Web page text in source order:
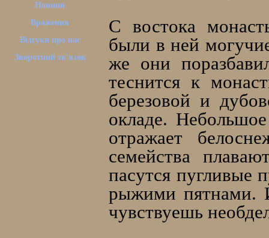
Новини
Враження
Відгуки про нас
Зворотний зв'язок
С востока
были в ней
же они
теснится к
березовой и
окладе.
отражает
семейства
пасутся пугливые
рыжими пятнами.
чувствуешь